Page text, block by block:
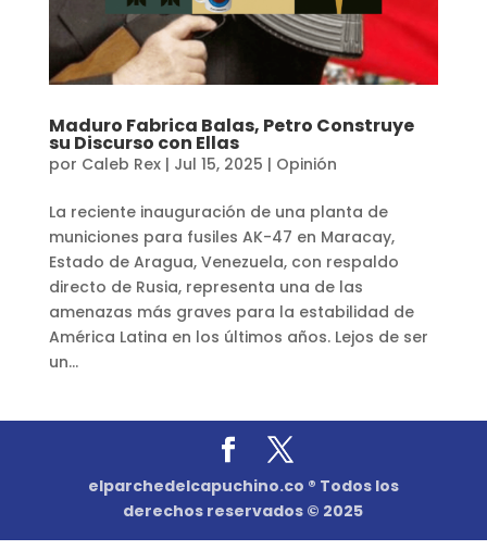
Maduro Fabrica Balas, Petro Construye
su Discurso con Ellas
por Caleb Rex| Jul 15, 2025 | Opinión
La reciente inauguración de una planta de
municiones para fusiles AK-47 en Maracay,
Estado de Aragua, Venezuela, con respaldo
directo de Rusia, representa una de las
amenazas más graves para la estabilidad de
América Latina en los últimos años. Lejos de ser
un...
elparchedelcapuchino.co ® Todos los
derechos reservados © 2025